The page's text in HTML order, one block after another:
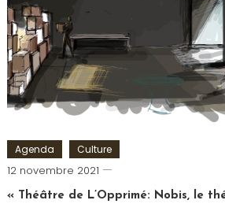
L'Effet
Papillon,
Mentaliste
,
Théâtre
Agenda Culture
12 novembre 2021
Cédric
Cilia
« Théâtre de L’Opprimé: Nobis, le